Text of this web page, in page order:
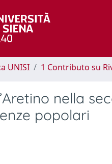
UNISI 1 Contributo su
nella
popolari